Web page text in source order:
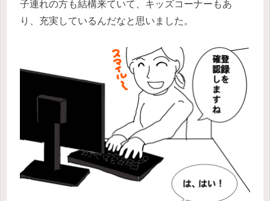
子連れの方も結構来ていて、キッズコーナーもあ
り、充実しているんだなと思いました。